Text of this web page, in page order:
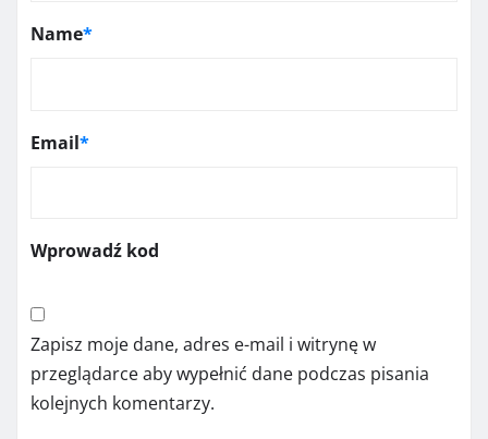
Name*
Email*
Wprowadź kod
Zapisz moje dane, adres e-mail i witrynę w
przeglądarce aby wypełnić dane podczas pisania
kolejnych komentarzy.